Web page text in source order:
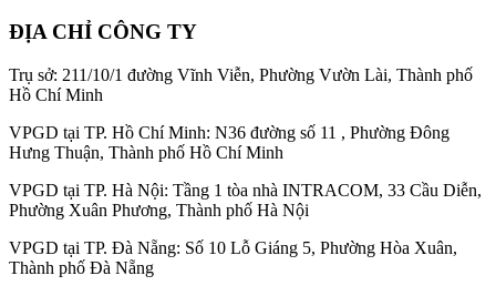
ĐỊA CHỈ CÔNG TY
Trụ sở: 211/10/1 đường Vĩnh Viễn, Phường Vườn Lài, Thành phố
Hồ Chí Minh
VPGD tại TP. Hồ Chí Minh: N36 đường số 11 , Phường Đông
Hưng Thuận, Thành phố Hồ Chí Minh
VPGD tại TP. Hà Nội: Tầng 1 tòa nhà INTRACOM, 33 Cầu Diễn,
Phường Xuân Phương, Thành phố Hà Nội
VPGD tại TP. Đà Nẵng: Số 10 Lỗ Giáng 5, Phường Hòa Xuân,
Thành phố Đà Nẵng